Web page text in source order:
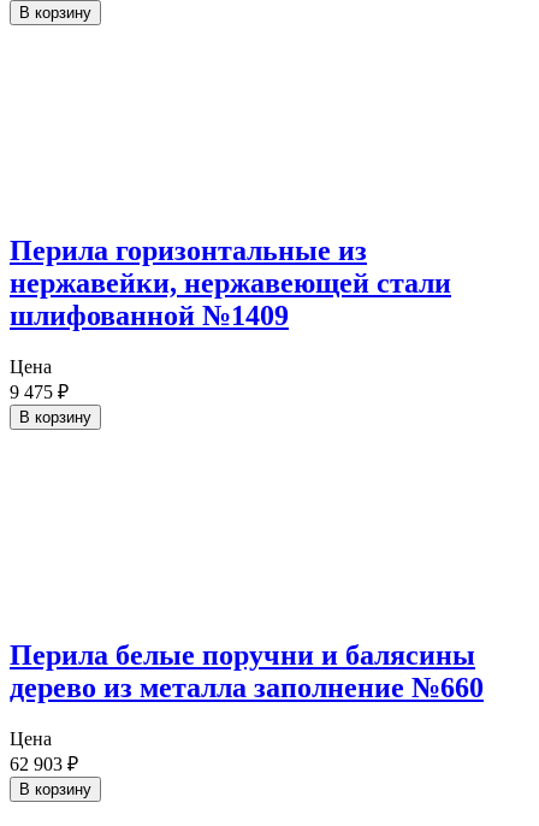
В корзину
Перила горизонтальные из
нержавейки, нержавеющей стали
шлифованной №1409
Цена
9 475 ₽
В корзину
Перила белые поручни и балясины
дерево из металла заполнение №660
Цена
62 903 ₽
В корзину